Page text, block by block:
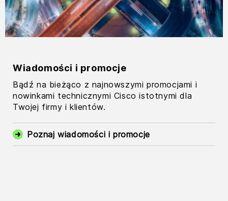
Wiadomości i promocje
Bądź na bieżąco z najnowszymi promocjami i
nowinkami technicznymi Cisco istotnymi dla
Twojej firmy i klientów.
Poznaj wiadomości i promocje